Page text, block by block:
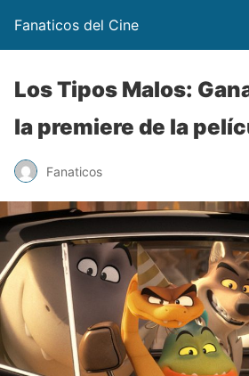
Fanaticos del Cine
Los Tipos Malos:
la premiere de la
Fanaticos